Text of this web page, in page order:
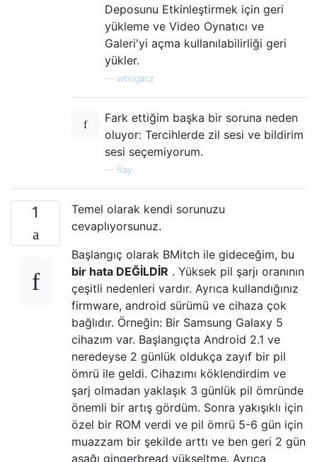
Deposunu Etkinleştirmek için geri
yükleme ve Video Oynatıcı ve
Galeri'yi açma kullanılabilirliği geri
yükler.
wbogacz
Fark ettiğim başka bir soruna neden
oluyor: Tercihlerde zil sesi ve bildirim
sesi seçemiyorum.
— Ray
1
Temel olarak kendi sorunuzu
cevaplıyorsunuz.
Başlangıç ​​olarak BMitch ile gideceğim, bu
bir hata DEĞİLDİR . Yüksek pil şarjı oranının
çeşitli nedenleri vardır. Ayrıca kullandığınız
firmware, android sürümü ve cihaza çok
bağlıdır. Örneğin: Bir Samsung Galaxy 5
cihazım var. Başlangıçta Android 2.1 ve
neredeyse 2 günlük oldukça zayıf bir pil
ömrü ile geldi. Cihazımı köklendirdim ve
şarj olmadan yaklaşık 3 günlük pil ömründe
önemli bir artış gördüm. Sonra yakışıklı için
özel bir ROM verdi ve pil ömrü 5-6 gün için
muazzam bir şekilde arttı ve ben geri 2 gün
aşağı gingerbread yükseltme. Ayrıca